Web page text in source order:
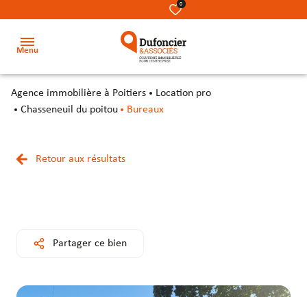
0
Menu
Accueil
Louer
métiers
agence immobilière à Poitiers
Location pro
Chasseneuil du poitou
Bureaux
Retour aux résultats
Partager ce bien